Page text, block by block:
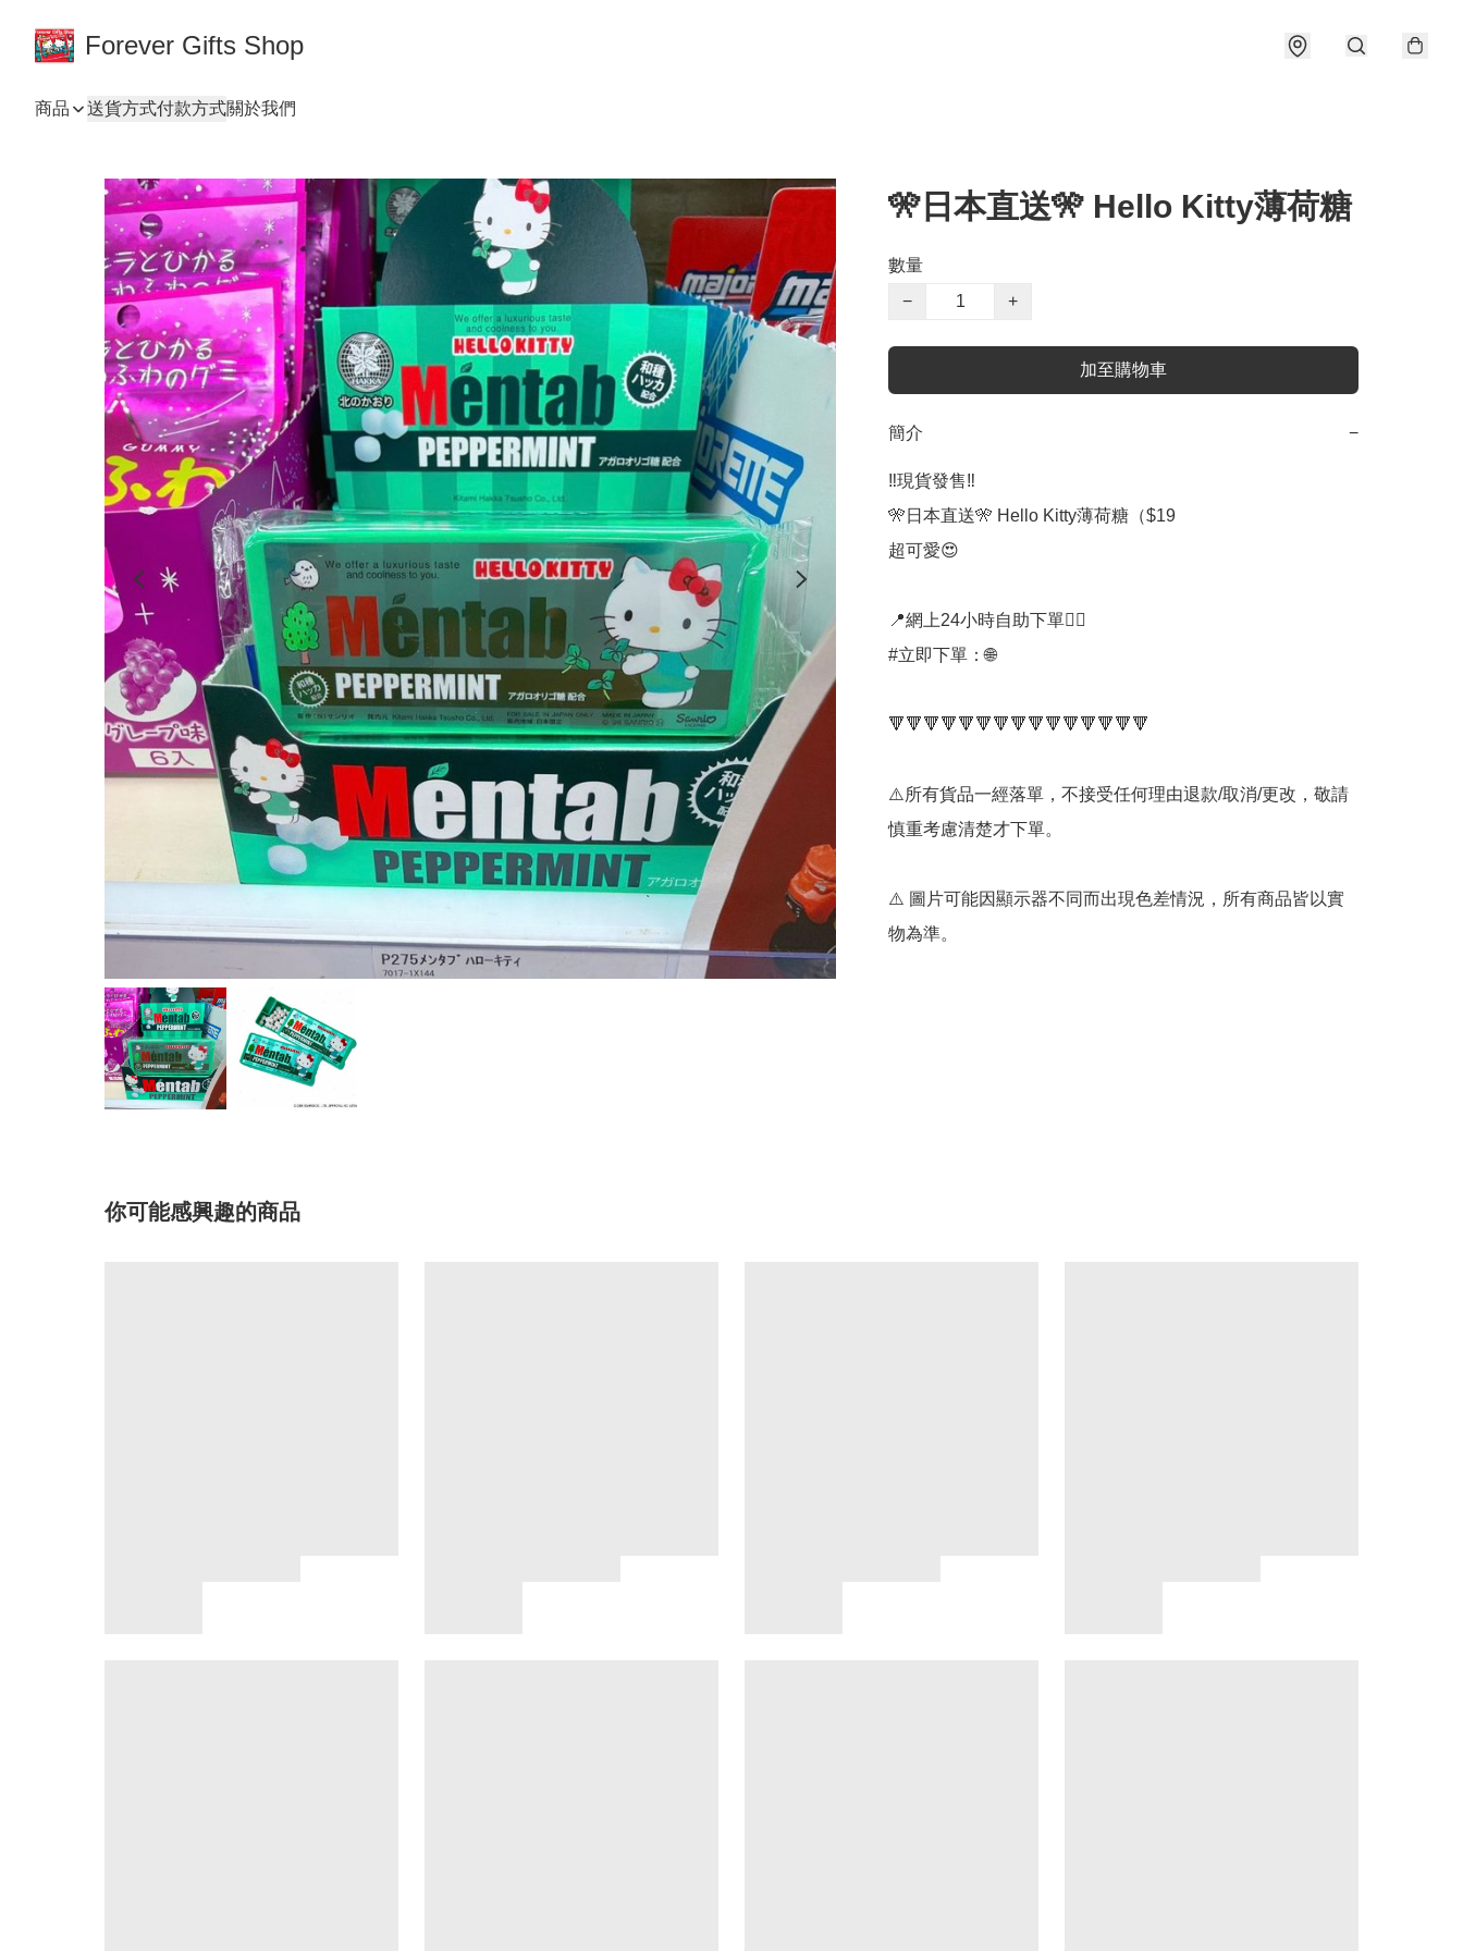
Forever Gifts Shop
商品 送貨方式付款方式關於我們
🎌日本直送🎌 Hello Kitty薄荷糖
數量
−
+
加至購物車
簡介 −
‼️現貨發售‼️
🎌日本直送🎌 Hello Kitty薄荷糖（$19
超可愛😍
📍網上24小時自助下單👍🏻
#立即下單：🌐
🔻🔻🔻🔻🔻🔻🔻🔻🔻🔻🔻🔻🔻🔻🔻
⚠️所有貨品一經落單，不接受任何理由退款/取消/更改，敬請
慎重考慮清楚才下單。
⚠️ 圖片可能因顯示器不同而出現色差情況，所有商品皆以實
物為準。
你可能感興趣的商品